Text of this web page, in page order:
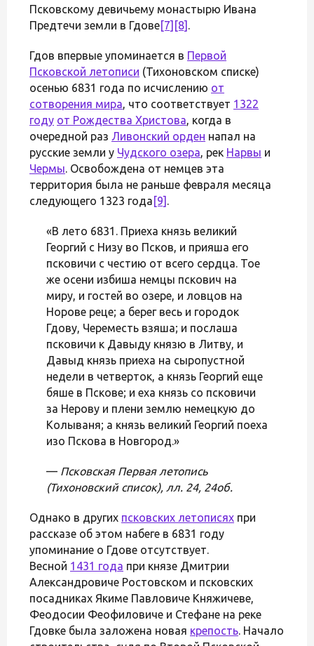
Псковскому девичьему монастырю Ивана
Предтечи земли в Гдове[7] [8] .
Гдов впервые упоминается в Первой
Псковской летописи (Тихоновском списке)
осенью 6831 года по исчислению от
сотворения мира, что соответствует 1322
году от Рождества Христова, когда в
очередной раз Ливонский орден напал на
русские земли у Чудского озера, рек Нарвы и
Чермы. Освобождена от немцев эта
территория была не раньше февраля месяца
следующего 1323 года [9] .
«В лето 6831. Приеха князь великий
Георгий с Низу во Псков, и прияша его
псковичи с честию от всего серд­ца. Toe
же осени избиша немцы пскович на
миру, и гостей во озере, и ловцов на
Норове реце; а берег весь и городок
Гдову, Череместь взяша; и послаша
пскови­чи к Давыду князю в Литву, и
Давыд князь приеха на сыропустной
недели в четверток, а князь Георгий еще
бяше в Пскове; и еха князь со псковичи
за Нерову и плени землю немецкую до
Колываня; а князь великий Георгий поеха
изо Пскова в Новгород.»
— Псковская Первая летопись
(Тихоновский список), лл. 24, 24об.
Однако в других псковских летописях при
рассказе об этом набеге в 6831 году
упоминание о Гдове отсутствует.
Весной 1431 года при князе Дмитрии
Александровиче Ростовском и псковских
посадниках Якиме Павловиче Княжичеве,
Феодосии Феофиловиче и Стефане на реке
Гдовке была заложена новая крепость. Начало